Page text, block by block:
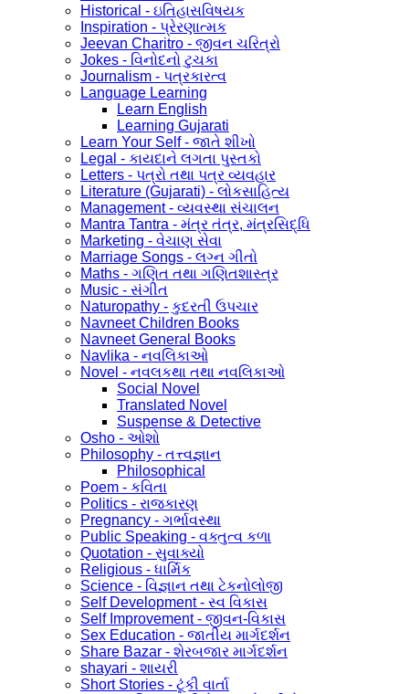
Historical - ઇતિહાસવિષયક
Inspiration - પ્રેરણાત્મક
Jeevan Charitro - જીવન ચરિત્રો
Jokes - વિનોદનો ટુચકા
Journalism - પત્રકારત્વ
Language Learning
Learn English
Learning Gujarati
Learn Your Self - જાતે શીખો
Legal - કાયદાને લગતા પુસ્તકો
Letters - પત્રો તથા પત્ર વ્યવહાર
Literature (Gujarati) - લોકસાહિત્ય
Management - વ્યવસ્થા સંચાલન
Mantra Tantra - મંત્ર તંત્ર, મંત્રસિદ્ધિ
Marketing - વેચાણ સેવા
Marriage Songs - લગ્ન ગીતો
Maths - ગણિત તથા ગણિતશાસ્ત્ર
Music - સંગીત
Naturopathy - કુદરતી ઉપચાર
Navneet Children Books
Navneet General Books
Navlika - નવલિકાઓ
Novel - નવલકથા તથા નવલિકાઓ
Social Novel
Translated Novel
Suspense & Detective
Osho - ઓશો
Philosophy - તત્ત્વજ્ઞાન
Philosophical
Poem - કવિતા
Politics - રાજકારણ
Pregnancy - ગર્ભાવસ્થા
Public Speaking - વક્તુત્વ કળા
Quotation - સુવાક્યો
Religious - ધાર્મિક
Science - વિજ્ઞાન તથા ટેકનોલોજી
Self Development - સ્વ વિકાસ
Self Improvement - જીવન-વિકાસ
Sex Education - જાતીય માર્ગદર્શન
Share Bazar - શેરબજાર માર્ગદર્શન
shayari - શાયરી
Short Stories - ટૂંકી વાર્તા